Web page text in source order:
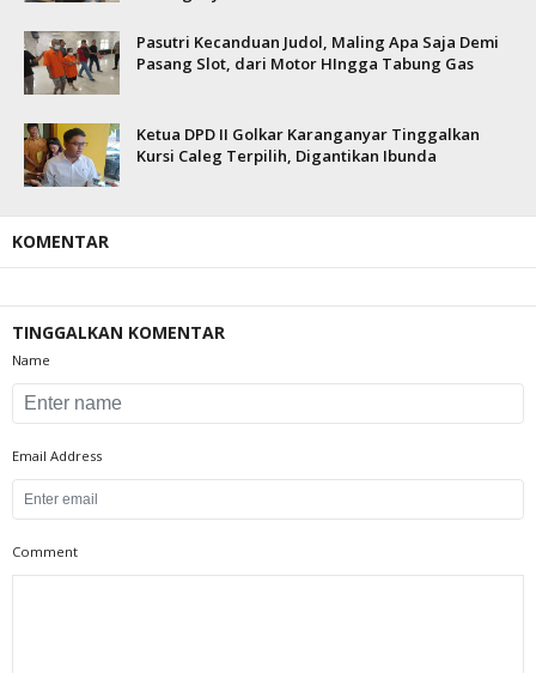
Pasutri Kecanduan Judol, Maling Apa Saja Demi
Pasang Slot, dari Motor HIngga Tabung Gas
Ketua DPD II Golkar Karanganyar Tinggalkan
Kursi Caleg Terpilih, Digantikan Ibunda
KOMENTAR
TINGGALKAN KOMENTAR
Name
Email Address
Comment